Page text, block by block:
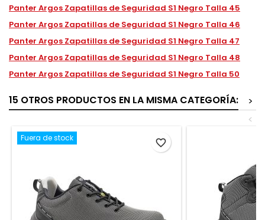
Panter Argos Zapatillas de Seguridad S1 Negro Talla 45
Panter Argos Zapatillas de Seguridad S1 Negro Talla 46
Panter Argos Zapatillas de Seguridad S1 Negro Talla 47
Panter Argos Zapatillas de Seguridad S1 Negro Talla 48
Panter Argos Zapatillas de Seguridad S1 Negro Talla 50
15 OTROS PRODUCTOS EN LA MISMA CATEGORÍA:
>
<
Fuera de stock favorite_border